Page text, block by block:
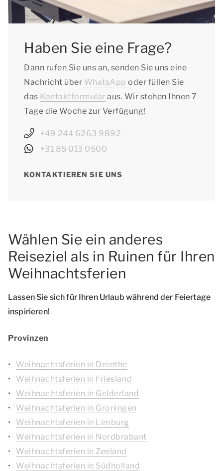
Thüringen: vom 22.12.2025 bis zum
03.01.2026
Haben Sie eine Frage?
Dann rufen Sie uns an, senden Sie uns eine
Nachricht über WhatsApp oder füllen Sie
das Kontaktformular aus. Wir stehen Ihnen 7
Tage die Woche zur Verfügung!
+49 244 6263 9892
+31 85 013 0500
KONTAKTIEREN SIE UNS
Wählen Sie ein anderes
Reiseziel als in Ruinen für Ihren
Weihnachtsferien
Lassen Sie sich für Ihren Urlaub während der Feiertage
inspirieren!
Provinzen
Weihnachtsferien in Drenthe
Weihnachtsferien in Friesland
Weihnachtsferien in Gelderland
Weihnachtsferien in Groningen
Weihnachtsferien in Limburg
Weihnachtsferien in Nordbrabant
Weihnachtsferien in Zeeland
Weihnachtsferien in Südholland